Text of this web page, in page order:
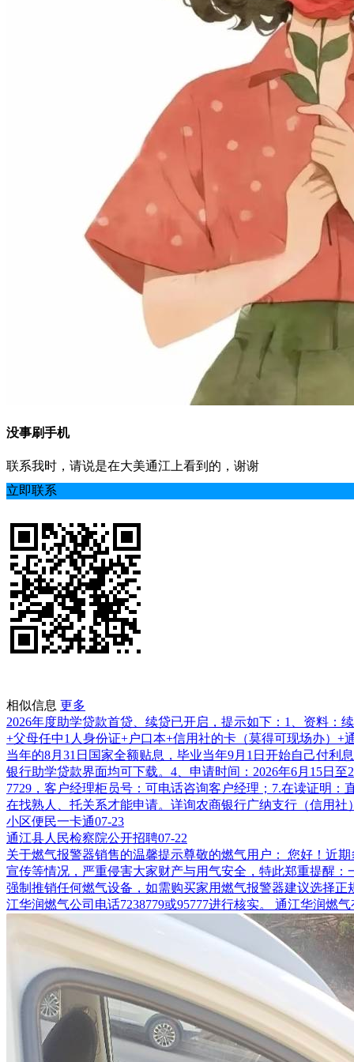
没事刷手机
联系我时，请说是在大美通江上看到的，谢谢
立即联系
相似信息 更多
2026年度助学贷款首贷、续贷已开启，提示如下：1、资料
+父母任中1人身份证+户口本+信用社的卡（莫得可现场办）
当年的8月31日国家全额贴息，毕业当年9月1日开始自己付利
银行助学贷款界面均可下载。4、申请时间：2026年6月15日
7729，客户经理柜员号：可电话咨询客户经理；7.在读证明
在找熟人、托关系才能申请。详询农商银行广纳支行（信用社
小区便民一卡通07-23
通江县人民检察院公开招聘07-22
关于燃气报警器销售的温馨提示尊敬的燃气用户： 您好！近
宣传等情况，严重侵害大家财产与用气安全，特此郑重提醒
强制推销任何燃气设备，如需购买家用燃气报警器建议选择
江华润燃气公司电话7238779或95777进行核实。 通江华润燃